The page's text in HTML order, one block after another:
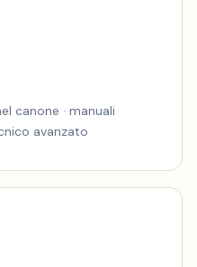
canone · manuali
avanzato